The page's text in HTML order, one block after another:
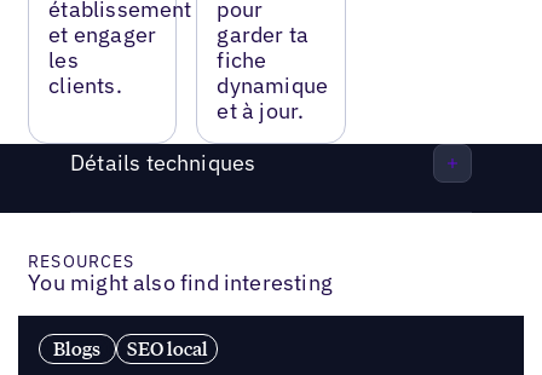
établissement
et engager
les
clients.
pour
garder ta
fiche
dynamique
et à jour.
Détails techniques
RESOURCES
You might also find interesting
Blogs SEO local